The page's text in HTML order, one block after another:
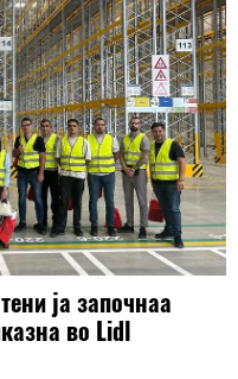
ја започнаа
во Lidl